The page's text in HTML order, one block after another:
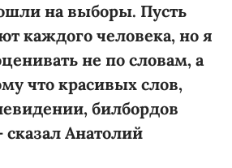
на выборы. Пусть
каждого человека, но я
не по словам, а
что красивых слов,
билбордов
сказал Анатолий